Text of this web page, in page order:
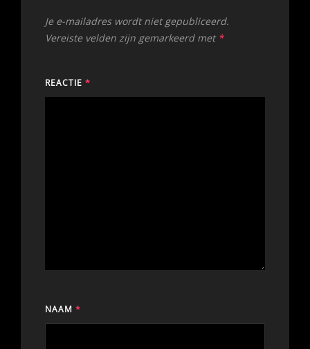
Je e-mailadres wordt niet gepubliceerd.
Vereiste velden zijn gemarkeerd met *
REACTIE *
NAAM *